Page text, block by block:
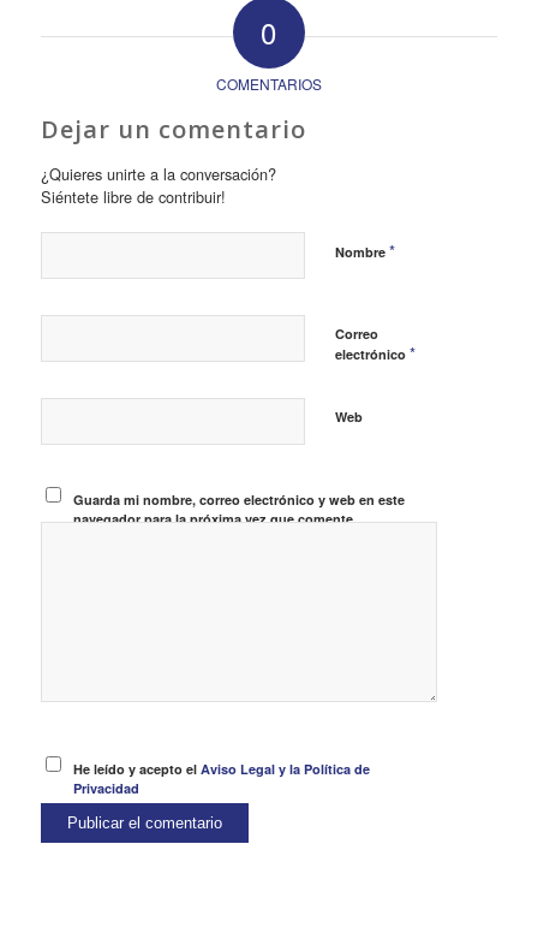
0
COMENTARIOS
Dejar un comentario
¿Quieres unirte a la conversación?
Siéntete libre de contribuir!
Nombre *
Correo
electrónico *
Web
Guarda mi nombre, correo electrónico y web en este
navegador para la próxima vez que comente.
He leído y acepto elAviso Legal y la Política de
Privacidad